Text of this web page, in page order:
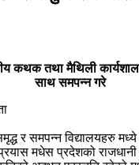
कथक तथा मैथिली
साथ समपन्न गरे
र समपन्न विद्यालयहरु मध्ये
मधेस प्रदेशको